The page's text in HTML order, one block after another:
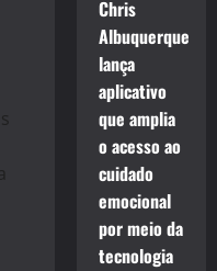
Chris
Albuquerque
lança
aplicativo
que amplia
o acesso ao
cuidado
emocional
por meio da
tecnologia